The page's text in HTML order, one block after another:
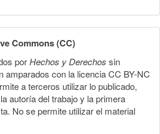
Commons (CC)
porHechos y Derechos sin
amparados con la licencia CC BY-NC
a terceros utilizar lo publicado,
autoría del trabajo y la primera
No se permite utilizar el material